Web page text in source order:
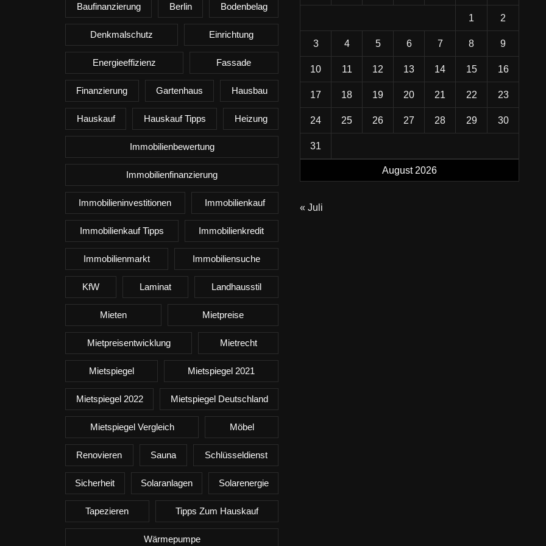
Baufinanzierung Berlin Bodenbelag
Denkmalschutz Einrichtung
Energieeffizienz Fassade
Finanzierung Gartenhaus Hausbau
Hauskauf Hauskauf Tipps Heizung
Immobilienbewertung
Immobilienfinanzierung
Immobilieninvestitionen Immobilienkauf
Immobilienkauf Tipps Immobilienkredit
Immobilienmarkt Immobiliensuche
KfW Laminat Landhausstil
Mieten Mietpreise
Mietpreisentwicklung Mietrecht
Mietspiegel Mietspiegel 2021
Mietspiegel 2022 Mietspiegel Deutschland
Mietspiegel Vergleich Möbel
Renovieren Sauna Schlüsseldienst
Sicherheit Solaranlagen Solarenergie
Tapezieren Tipps Zum Hauskauf
Wärmepumpe
August 2026
1 2
3 4 5 6 7 8 9
10 11 12 13 14 15 16
17 18 19 20 21 22 23
24 25 26 27 28 29 30
31
« Juli